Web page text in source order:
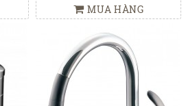
MUA HÀNG